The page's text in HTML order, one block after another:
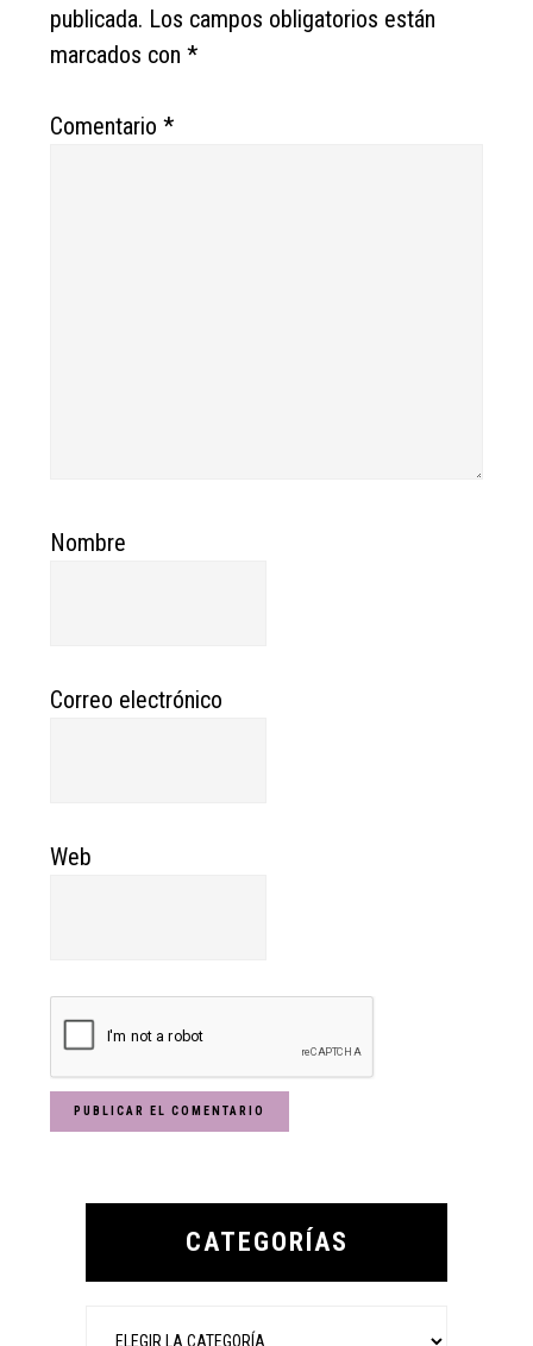
publicada. Los campos obligatorios están
marcados con*
Comentario*
Nombre
Correo electrónico
Web
Primary
CATEGORÍAS